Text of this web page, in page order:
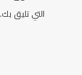
التي تليق بك.